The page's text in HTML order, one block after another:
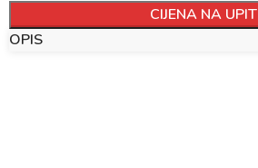
CIJENA NA UPIT
OPIS